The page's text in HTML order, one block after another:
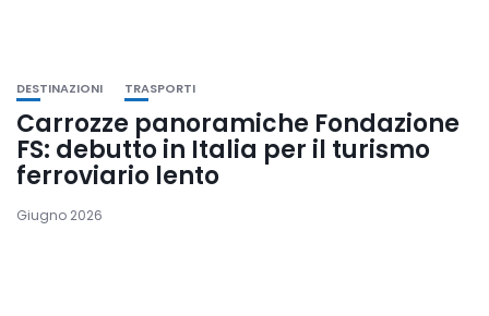
DESTINAZIONI TRASPORTI
Carrozze panoramiche Fondazione
FS: debutto in Italia per il turismo
ferroviario lento
Giugno 2026